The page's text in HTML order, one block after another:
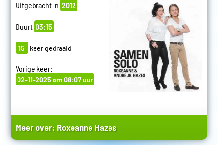
Uitgebracht in 2012
Duurt 03:15
15 keer gedraaid
Vorige keer:
02-11-2025 om 08:07 uur
Meer over: Roxeanne Hazes